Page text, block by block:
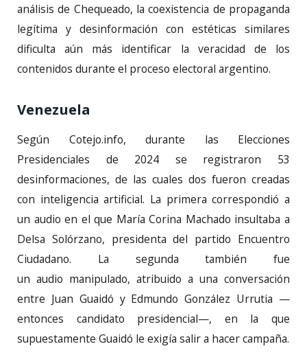
análisis de Chequeado, la coexistencia de propaganda
legítima y desinformación con estéticas similares
dificulta aún más identificar la veracidad de los
contenidos durante el proceso electoral argentino.
Venezuela
Según Cotejo.info, durante las Elecciones
Presidenciales de 2024 se registraron 53
desinformaciones, de las cuales dos fueron creadas
con inteligencia artificial. La primera correspondió a
un audio en el que María Corina Machado insultaba a
Delsa Solórzano, presidenta del partido Encuentro
Ciudadano. La segunda también fue
un audio manipulado, atribuido a una conversación
entre Juan Guaidó y Edmundo González Urrutia —
entonces candidato presidencial—, en la que
supuestamente Guaidó le exigía salir a hacer campaña.